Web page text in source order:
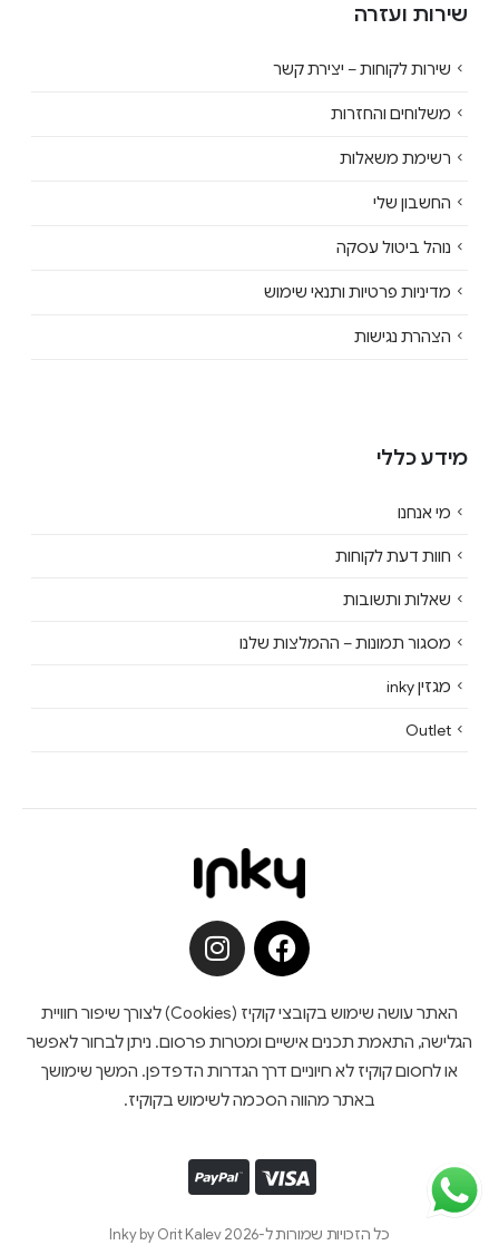
שירות ועזרה
שירות לקוחות – יצירת קשר
משלוחים והחזרות
רשימת משאלות
החשבון שלי
נוהל ביטול עסקה
מדיניות פרטיות ותנאי שימוש
הצהרת נגישות
מידע כללי
מי אנחנו
חוות דעת לקוחות
שאלות ותשובות
מסגור תמונות – ההמלצות שלנו
מגזין inky
Outlet
האתר עושה שימוש בקובצי קוקיז (Cookies) לצורך שיפור חוויית
הגלישה, התאמת תכנים אישיים ומטרות פרסום. ניתן לבחור לאפשר
או לחסום קוקיז לא חיוניים דרך הגדרות הדפדפן. המשך שימושך
באתר מהווה הסכמה לשימוש בקוקיז.
כל הזכויות שמורות ל-Inky by Orit Kalev 2026